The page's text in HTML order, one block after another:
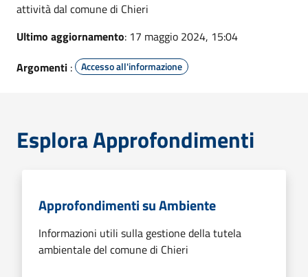
attività dal comune di Chieri
Ultimo aggiornamento: 17 maggio 2024, 15:04
Argomenti : Accesso all'informazione
Esplora Approfondimenti
Approfondimenti su Ambiente
Informazioni utili sulla gestione della tutela
ambientale del comune di Chieri